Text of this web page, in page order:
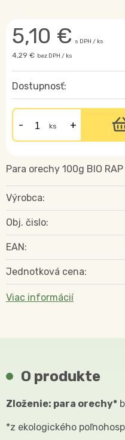
5,10 € s DPH / ks
4,29 € bez DPH / ks
Dostupnosť:
ks
Para orechy 100g BIO RAP
Výrobca:
Obj. čislo:
EAN:
Jednotková cena:
Viac informácií
O produkte
Zloženie: para orechy*
*z ekologického